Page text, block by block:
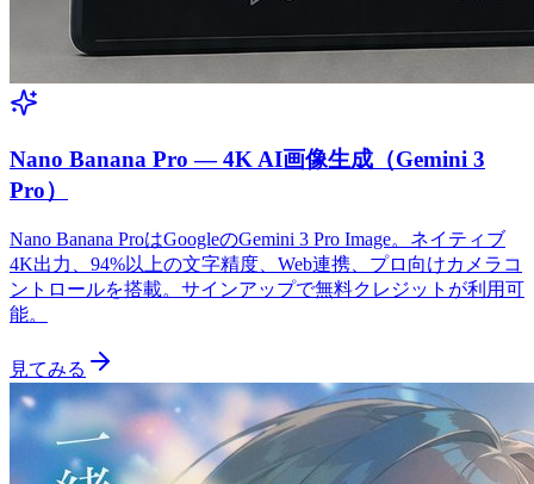
Nano Banana Pro — 4K AI画像生成（Gemini 3
Pro）
Nano Banana ProはGoogleのGemini 3 Pro Image。ネイティブ
4K出力、94%以上の文字精度、Web連携、プロ向けカメラコ
ントロールを搭載。サインアップで無料クレジットが利用可
能。
見てみる